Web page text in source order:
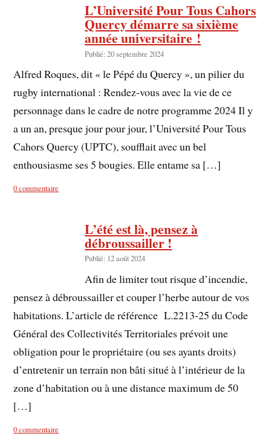
L’Université Pour Tous Cahors
Quercy démarre sa sixième
année universitaire !
Publié: 20 septembre 2024
Alfred Roques, dit « le Pépé du Quercy », un pilier du
rugby international : Rendez-vous avec la vie de ce
personnage dans le cadre de notre programme 2024 Il y
a un an, presque jour pour jour, l’Université Pour Tous
Cahors Quercy (UPTC), soufflait avec un bel
enthousiasme ses 5 bougies. Elle entame sa […]
0 commentaire
L’été est là, pensez à
débroussailler !
Publié: 12 août 2024
Afin de limiter tout risque d’incendie,
pensez à débroussailler et couper l’herbe autour de vos
habitations. L’article de référence L.2213-25 du Code
Général des Collectivités Territoriales prévoit une
obligation pour le propriétaire (ou ses ayants droits)
d’entretenir un terrain non bâti situé à l’intérieur de la
zone d’habitation ou à une distance maximum de 50
[…]
0 commentaire